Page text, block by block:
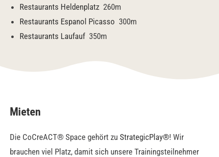
Restaurants Heldenplatz 260m
Restaurants Espanol Picasso 300m
Restaurants Laufauf350m
Mieten
Die CoCreACT® Space gehört zu StrategicPlay®! Wir
brauchen viel Platz, damit sich unsere Trainingsteilnehmer